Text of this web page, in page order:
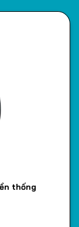
thống